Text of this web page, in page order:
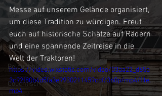
Badezimmer
Rundtische und Baumscheiben
Tische ohne Harz
Beleuchtung
Couchtisch
Messe auf unserem Gelände organisiert,
um diese Tradition zu würdigen. Freut
euch auf historische Schätze auf Rädern
und eine spannende Zeitreise in die
Welt der Traktoren!
https://video.wixstatic.com/video/03aa22_d65a
3c92f80b4d5fa3e9930211459cdf/360p/mp4/file.
mp4